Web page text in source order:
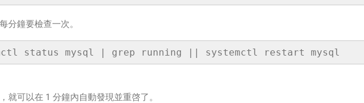
分鐘要檢查一次。
就可以在 1 分鐘內自動發現並重啓了。